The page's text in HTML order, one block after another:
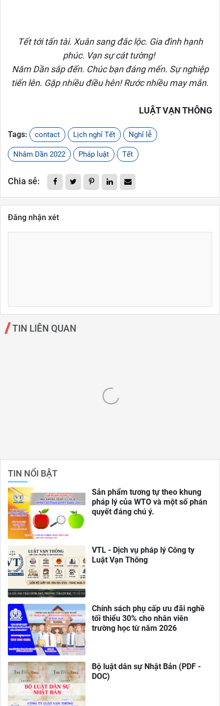
Tết tới tấn tài. Xuân sang đắc lộc. Gia đình hạnh
phúc. Vạn sự cát tường!
Năm Dần sắp đến. Chúc bạn đáng mến. Sự nghiệp
tiến lên. Gặp nhiều điều hên! Rước nhiều may mắn.
LUẬT VẠN THÔNG
Tags: contact Lịch nghỉ Tết Nghỉ lễ
Nhâm Dần 2022 Pháp luật Tết
Chia sẻ:
Đăng nhận xét
TIN LIÊN QUAN
TIN NỔI BẬT
Sản phẩm tương tự theo khung
pháp lý của WTO và một số phán
quyết đáng chú ý.
VTL - Dịch vụ pháp lý Công ty
Luật Vạn Thông
Chính sách phụ cấp ưu đãi nghề
tối thiểu 30% cho nhân viên
trường học từ năm 2026
Bộ luật dân sự Nhật Bản (PDF -
DOC)